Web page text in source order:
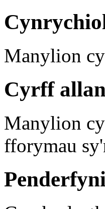
Manylion
Cyrff
Manylion
fforymau